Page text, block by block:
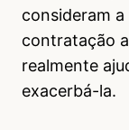
consideram
contratação
realmente
exacerbá-la.